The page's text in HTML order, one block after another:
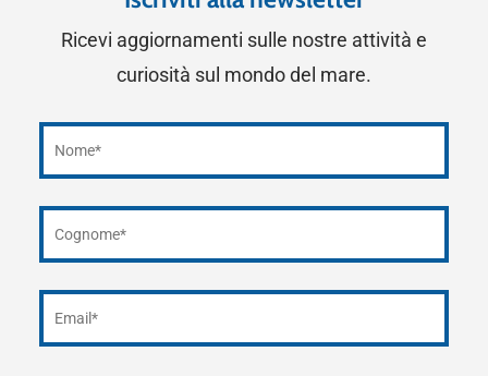
Ricevi aggiornamenti sulle nostre attività e
curiosità sul mondo del mare.